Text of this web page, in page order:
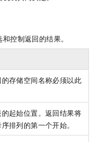
控制返回的结果。
存储空间名称必须以此
的起始位置。返回结果将
排列的第一个开始。